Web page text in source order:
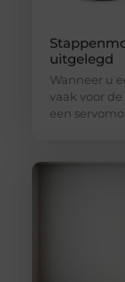
uitgelegd
Wanneer u
vaak voor
een